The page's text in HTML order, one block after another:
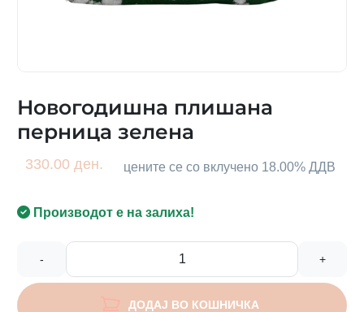
Новогодишна плишана
перница зелена
330.00 ден. цените се со вклучено 18.00% ДДВ
Производот е на залиха!
- +
ДОДАЈ ВО КОШНИЧКА